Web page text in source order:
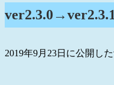
2019年9月23日に公開し